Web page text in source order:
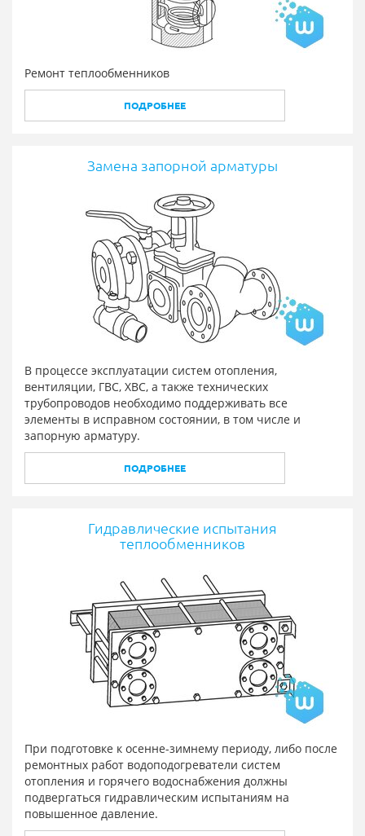
Ремонт теплообменников
ПОДРОБНЕЕ
Замена запорной арматуры
В процессе эксплуатации систем отопления,
вентиляции, ГВС, ХВС, а также технических
трубопроводов необходимо поддерживать все
элементы в исправном состоянии, в том числе и
запорную арматуру.
ПОДРОБНЕЕ
Гидравлические испытания
теплообменников
При подготовке к осенне-зимнему периоду, либо после
ремонтных работ водоподогреватели систем
отопления и горячего водоснабжения должны
подвергаться гидравлическим испытаниям на
повышенное давление.